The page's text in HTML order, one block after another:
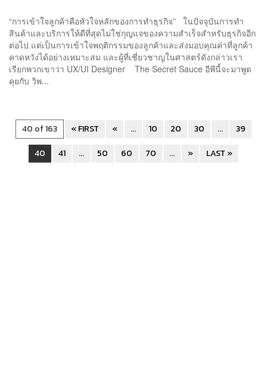
“การเข้าใจลูกค้าคือหัวใจหลักของการทำธุรกิจ” ในปัจจุบันการทำ
สินค้าและบริการให้ดีที่สุดไม่ใช่กุญแจของความสำเร็จสำหรับธุรกิจอีก
ต่อไป แต่เป็นการเข้าใจพฤติกรรมของลูกค้าและส่งมอบคุณค่าที่ลูกค้า
คาดหวังได้อย่างเหมาะสม และผู้ที่เชี่ยวชาญในศาสตร์ดังกล่าวเรา
เรียกพวกเขาว่า UX/UI Designer The Secret Sauce อีพีนี้จะมาพูด
คุยกับ วิพ...
40 of 163 « FIRST « ... 10 20 30 ...
39
40
41 ... 50 60 70 ... » LAST »